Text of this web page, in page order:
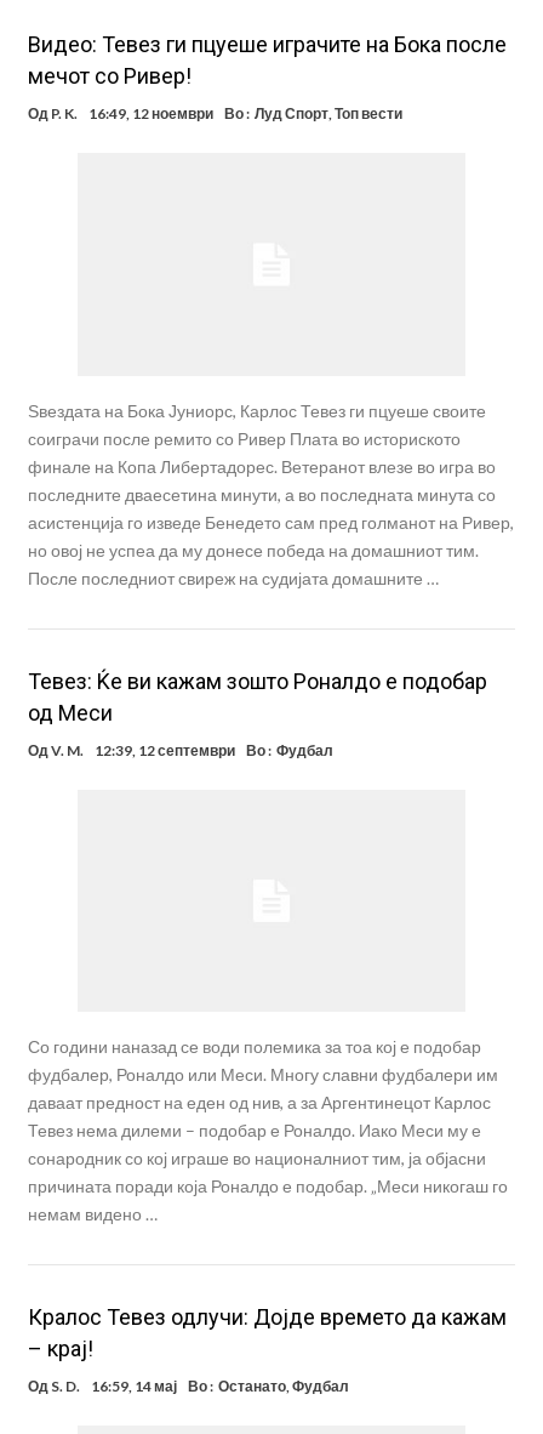
Видео: Тевез ги пцуеше играчите на Бока после
мечот со Ривер!
Од P. K. 16:49, 12 ноември Во : Луд Спорт,Топ вести
Ѕвездата на Бока Јуниорс, Карлос Тевез ги пцуеше своите
соиграчи после ремито со Ривер Плата во историското
финале на Копа Либертадорес. Ветеранот влезе во игра во
последните дваесетина минути, а во последната минута со
асистенција го изведе Бенедето сам пред голманот на Ривер,
но овој не успеа да му донесе победа на домашниот тим.
После последниот свиреж на судијата домашните …
Тевез: Ќе ви кажам зошто Роналдо е подобар
од Меси
Од V. M. 12:39, 12 септември Во : Фудбал
Со години наназад се води полемика за тоа кој е подобар
фудбалер, Роналдо или Меси. Многу славни фудбалери им
даваат предност на еден од нив, а за Аргентинецот Карлос
Тевез нема дилеми – подобар е Роналдо. Иако Меси му е
сонародник со кој играше во националниот тим, ја објасни
причината поради која Роналдо е подобар. „Меси никогаш го
немам видено …
Кралос Тевез одлучи: Дојде времето да кажам
– крај!
Од S. D. 16:59, 14 мај Во : Останато,Фудбал